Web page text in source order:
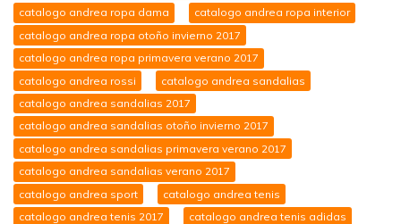
catalogo andrea ropa dama
catalogo andrea ropa interior
catalogo andrea ropa otoño invierno 2017
catalogo andrea ropa primavera verano 2017
catalogo andrea rossi
catalogo andrea sandalias
catalogo andrea sandalias 2017
catalogo andrea sandalias otoño invierno 2017
catalogo andrea sandalias primavera verano 2017
catalogo andrea sandalias verano 2017
catalogo andrea sport
catalogo andrea tenis
catalogo andrea tenis 2017
catalogo andrea tenis adidas